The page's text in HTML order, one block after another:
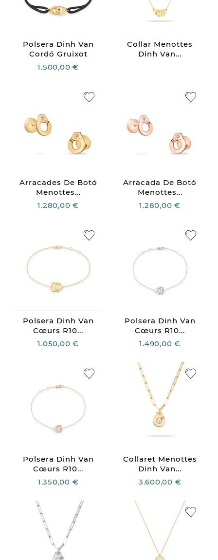
Polsera Dinh Van
Cordó Gruixot
1.500,00 €
Collar Menottes
Dinh Van...
Arracades De Botó
Menottes...
1.280,00 €
Arracada De Botó
Menottes...
1.280,00 €
Polsera Dinh Van
Cœurs R10...
1.050,00 €
Polsera Dinh Van
Cœurs R10...
1.490,00 €
Polsera Dinh Van
Cœurs R10...
1.350,00 €
Collaret Menottes
Dinh Van...
3.600,00 €